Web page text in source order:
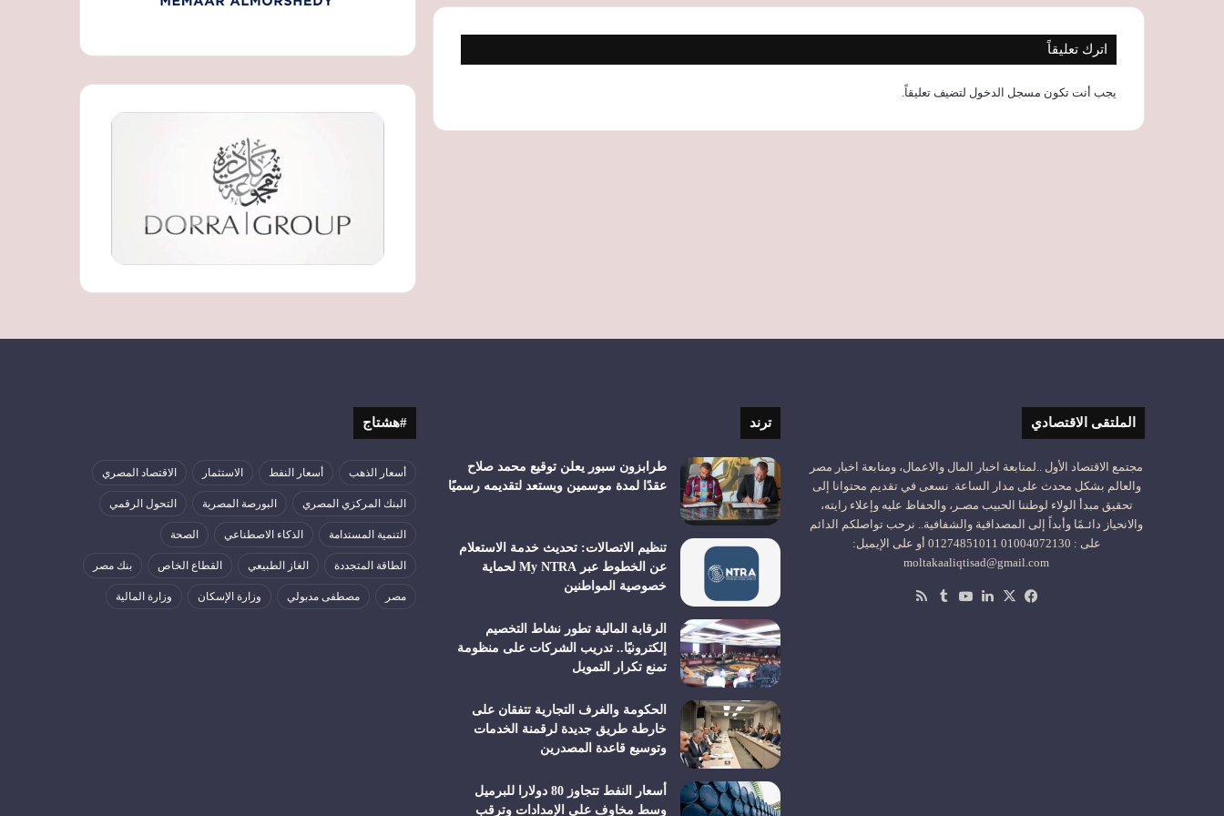
اترك تعليقاً
يجب أنت تكون مسجل الدخول لتضيف تعليقاً.
الملتقى الاقتصادي
مجتمع الاقتصاد الأول ..لمتابعة اخبار المال والاعمال، ومتابعة اخبار مصر
والعالم بشكل محدث على مدار الساعة. نسعى في تقديم محتوانا إلى
تحقيق مبدأ الولاء لوطننا الحبيب مصـر، والحفاظ عليه وإعلاء رايته،
والانحياز دائـمًا وأبداً إلى المصداقية والشفافية.. نرحب تواصلكم الدائم
على : 01004072130 01274851011 أو على الإيميل:
moltakaaliqtisad@gmail.com
فيسبوك
‫X لينكدإن‫YouTube
ترند
طرابزون سبور يعلن توقيع محمد صلاح
عقدًا لمدة موسمين ويستعد لتقديمه رسميًا
تنظيم الاتصالات: تحديث خدمة الاستعلام
عن الخطوط عبر My NTRA لحماية
خصوصية المواطنين
الرقابة المالية تطور نشاط التخصيم
إلكترونيًا.. تدريب الشركات على منظومة
تمنع تكرار التمويل
الحكومة والغرف التجارية تتفقان على
خارطة طريق جديدة لرقمنة الخدمات
وتوسيع قاعدة المصدرين
أسعار النفط تتجاوز 80 دولارا للبرميل
وسط مخاوف على الإمدادات وترقب
#هشتاج
أسعار الذهب أسعار النفط الاستثمار الاقتصاد المصري
البنك المركزي المصري البورصة المصرية التحول الرقمي
التنمية المستدامة الذكاء الاصطناعي الصحة
الطاقة المتجددة الغاز الطبيعي القطاع الخاص بنك مصر
مصر مصطفى مدبولي وزارة الإسكان وزارة المالية